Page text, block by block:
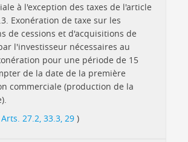
à l'exception des taxes de l'article
Exonération de taxe sur les
de cessions et d'acquisitions de
l'investisseur nécessaires au
pour une période de 15
de la date de la première
commerciale (production de la
Arts. 27.2, 33.3, 29 )